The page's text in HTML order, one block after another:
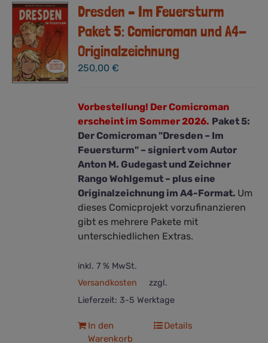
Dresden – Im Feuersturm
Paket 5: Comicroman und A4-
Originalzeichnung
250,00€
Vorbestellung! Der Comicroman
erscheint im Sommer 2026. Paket 5:
Der Comicroman "Dresden – Im
Feuersturm" – signiert vom Autor
Anton M. Gudegast und Zeichner
Rango Wohlgemut – plus eine
Originalzeichnung im A4-Format. Um
dieses Comicprojekt vorzufinanzieren
gibt es mehrere Pakete mit
unterschiedlichen Extras.
inkl. 7 % MwSt.
zzgl.
Versandkosten
Lieferzeit: 3-5 Werktage
In den
Warenkorb
Details